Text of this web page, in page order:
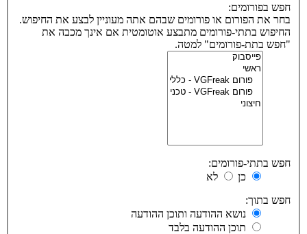
חפש בפורומים:
בחר את הפורום או פורומים שבהם אתה מעוניין לבצע את החיפוש.
החיפוש בתתי-פורומים מתבצע אוטומטית אם אינך מכבה את
"חפש בתת-פורומים" למטה.
חפש בתתי-פורומים:
כן
לא
חפש בתוך:
נושא ההודעה ותוכן ההודעה
תוכן ההודעה בלבד